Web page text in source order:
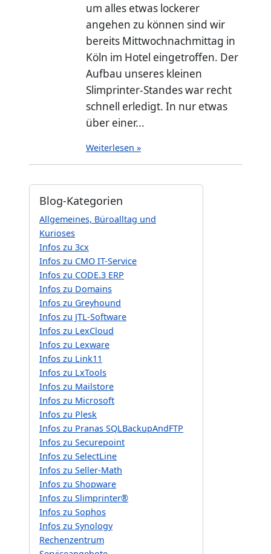
um alles etwas lockerer
angehen zu können sind wir
bereits Mittwochnachmittag in
Köln im Hotel eingetroffen. Der
Aufbau unseres kleinen
Slimprinter-Standes war recht
schnell erledigt. In nur etwas
über einer...
Weiterlesen »
Blog-Kategorien
Allgemeines, Büroalltag und
Kurioses
Infos zu 3cx
Infos zu CMO IT-Service
Infos zu CODE.3 ERP
Infos zu Domains
Infos zu Greyhound
Infos zu JTL-Software
Infos zu LexCloud
Infos zu Lexware
Infos zu Link11
Infos zu LxTools
Infos zu Mailstore
Infos zu Microsoft
Infos zu Plesk
Infos zu Pranas SQLBackupAndFTP
Infos zu Securepoint
Infos zu SelectLine
Infos zu Seller-Math
Infos zu Shopware
Infos zu Slimprinter®
Infos zu Sophos
Infos zu Synology
Rechenzentrum